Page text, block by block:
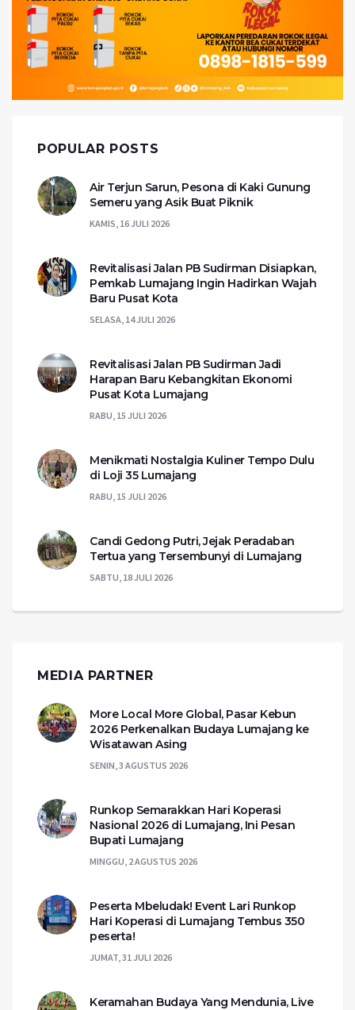
POPULAR POSTS
Air Terjun Sarun, Pesona di Kaki Gunung
Semeru yang Asik Buat Piknik
KAMIS, 16 JULI 2026
Revitalisasi Jalan PB Sudirman Disiapkan,
Pemkab Lumajang Ingin Hadirkan Wajah
Baru Pusat Kota
SELASA, 14 JULI 2026
Revitalisasi Jalan PB Sudirman Jadi
Harapan Baru Kebangkitan Ekonomi
Pusat Kota Lumajang
RABU, 15 JULI 2026
Menikmati Nostalgia Kuliner Tempo Dulu
di Loji 35 Lumajang
RABU, 15 JULI 2026
Candi Gedong Putri, Jejak Peradaban
Tertua yang Tersembunyi di Lumajang
SABTU, 18 JULI 2026
MEDIA PARTNER
More Local More Global, Pasar Kebun
2026 Perkenalkan Budaya Lumajang ke
Wisatawan Asing
SENIN, 3 AGUSTUS 2026
Runkop Semarakkan Hari Koperasi
Nasional 2026 di Lumajang, Ini Pesan
Bupati Lumajang
MINGGU, 2 AGUSTUS 2026
Peserta Mbeludak! Event Lari Runkop
Hari Koperasi di Lumajang Tembus 350
peserta!
JUMAT, 31 JULI 2026
Keramahan Budaya Yang Mendunia, Live